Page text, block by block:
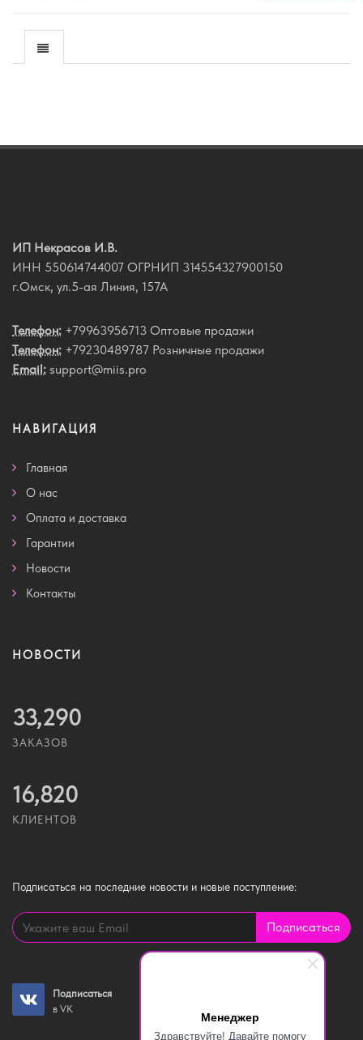
Менеджер
Здравствуйте! Давайте помогу
ИП Некрасов И.В.
ИНН 550614744007 ОГРНИП 314554327900150
г.Омск, ул.5-ая Линия, 157А
Телефон: +79963956713 Оптовые продажи
Телефон: +79230489787 Розничные продажи
Email: support@miis.pro
НАВИГАЦИЯ
Главная
О нас
Оплата и доставка
Гарантии
Новости
Контакты
НОВОСТИ
33,290
ЗАКАЗОВ
16,820
КЛИЕНТОВ
Подписаться на последние новости и новые поступление:
Подписаться
Подписаться
в VK